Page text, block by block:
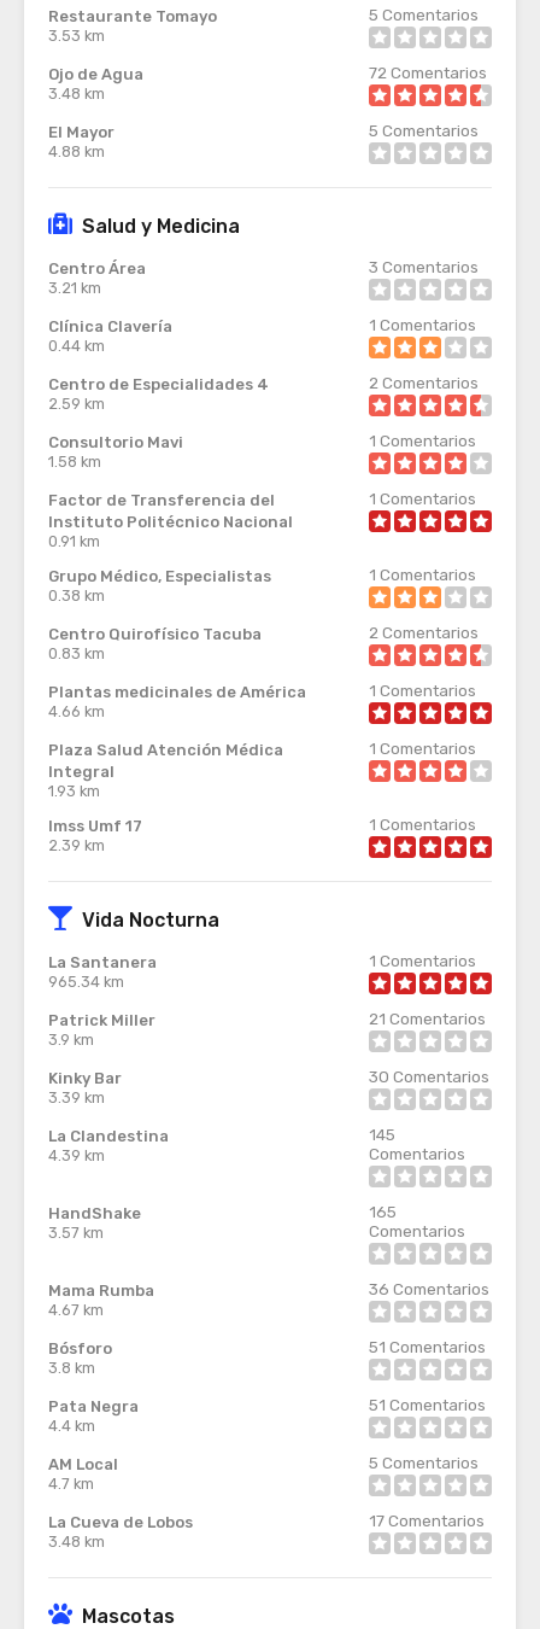
Restaurante Tomayo
3.53 km
5 Comentarios
Ojo de Agua
3.48 km
72 Comentarios
El Mayor
4.88 km
5 Comentarios
Salud y Medicina
Centro Área
3.21 km
3 Comentarios
Clínica Clavería
0.44 km
1 Comentarios
Centro de Especialidades 4
2.59 km
2 Comentarios
Consultorio Mavi
1.58 km
1 Comentarios
Factor de Transferencia del
Instituto Politécnico Nacional
0.91 km
1 Comentarios
Grupo Médico, Especialistas
0.38 km
1 Comentarios
Centro Quirofísico Tacuba
0.83 km
2 Comentarios
Plantas medicinales de América
4.66 km
1 Comentarios
Plaza Salud Atención Médica
Integral
1.93 km
1 Comentarios
Imss Umf 17
2.39 km
1 Comentarios
Vida Nocturna
La Santanera
965.34 km
1 Comentarios
Patrick Miller
3.9 km
21 Comentarios
Kinky Bar
3.39 km
30 Comentarios
La Clandestina
4.39 km
145
Comentarios
HandShake
3.57 km
165
Comentarios
Mama Rumba
4.67 km
36 Comentarios
Bósforo
3.8 km
51 Comentarios
Pata Negra
4.4 km
51 Comentarios
AM Local
4.7 km
5 Comentarios
La Cueva de Lobos
3.48 km
17Comentarios
Mascotas